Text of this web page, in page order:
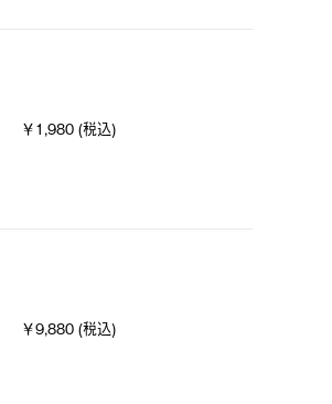
￥1,980 (税込)
￥9,880 (税込)